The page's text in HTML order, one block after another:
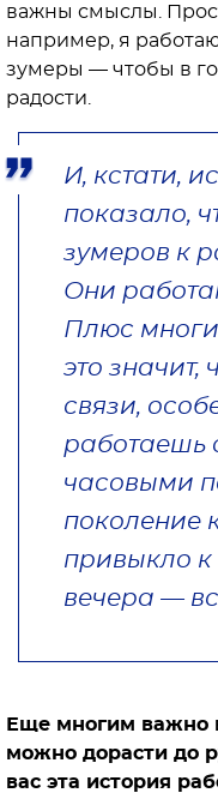
важны смыслы.
например, я
зумеры — чтобы в
радости.
И, кстати,
показало,
зумеров к
Они
Плюс
это значит,
связи,
работаешь
часовыми
поколение
привыкло к
вечера —
Еще многим важно
можно дорасти до
вас эта история